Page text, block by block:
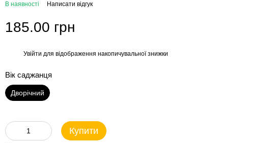
В наявності Написати відгук
185.00 грн
Увійти для відображення накопичувальної знижки
Вік саджанця
Дворічний
Купити